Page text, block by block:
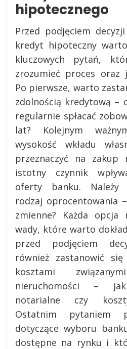
hipotecznego
Przed podjęciem
kredyt hipoteczny
kluczowych pytań,
zrozumieć proces oraz
Po pierwsze, warto
zdolnością kredytową –
regularnie spłacać
lat? Kolejnym
wysokość wkładu
przeznaczyć na zakup
istotny czynnik
oferty banku. Należy
rodzaj oprocentowania
zmienne? Każda
wady, które warto
przed podjęciem
również zastanowić
kosztami
nieruchomości –
notarialne czy
Ostatnim pytaniem
dotyczące wyboru
dostępne na rynku i